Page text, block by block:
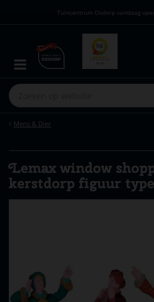
Mens & Dier
Tuincentrum Osdorp vandaag
Lemax window
kerstdorp figuur type